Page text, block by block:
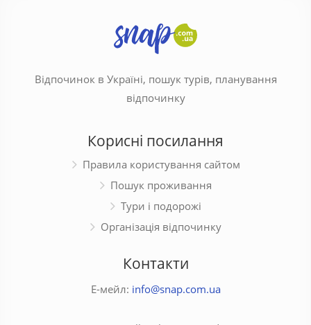
Відпочинок в Україні, пошук турів, планування
відпочинку
Корисні посилання
Правила користування сайтом
Пошук проживання
Тури і подорожі
Організація відпочинку
Контакти
Е-мейл: info@snap.com.ua